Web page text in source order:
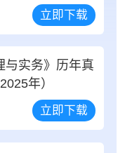
立即下载
与实务》历年真
年）
立即下载